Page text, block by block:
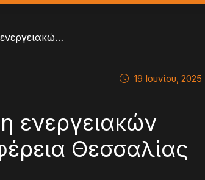
/ Πανελλήνια συνάντηση ενεργειακών κοινοτήτων στην Περιφέρεια Θεσσαλίας
19 Ιουνίου, 2025
ενεργειακών
Θεσσαλίας